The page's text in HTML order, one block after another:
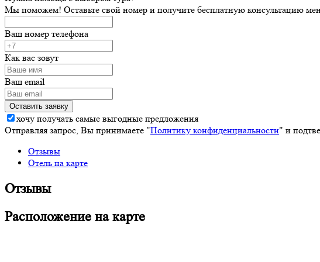
Мы поможем! Оставьте свой номер и получите бесплатную консультацию
Ваш номер телефона
Как вас зовут
Ваш email
хочу получать самые выгодные предложения
Отправляя запрос, Вы принимаете "Политику конфиденциальности" и
Отзывы
Отель на карте
Отзывы
Расположение на карте